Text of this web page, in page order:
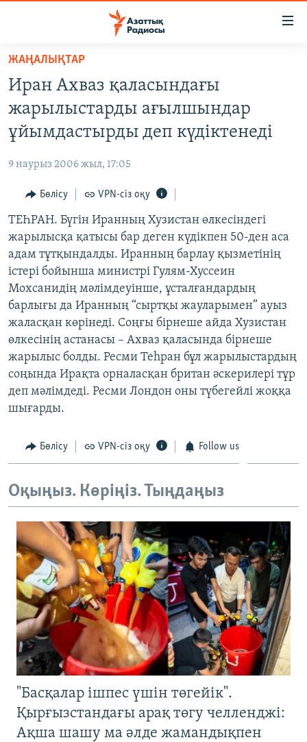
Skip
main
content
Skip
main
Navigation
Search
САЯСАТ
AZATTYQTV
АДАМ ҚҰҚЫҚТАРЫ
ӘЛЕУМЕТ
ӘЛЕМ
АРНАЙЫ ЖОБАЛАР
Русский
ЖАЗЫЛЫҢЫЗ
Басқа тілдерде
ЖАҢАЛЫҚТАР
Иран Ахваз қаласындағы
жарылыстарды ағылшындар
ұйымдастырды деп күдіктенеді
9 наурыз 2006 жыл, 17:05
Бөлісу VPN-сіз оқу
ТЕҺРАН. Бүгін Иранның Хузистан өлкесіндегі
жарылысқа қатысы бар деген күдікпен 50-ден аса
адам тұтқындалды. Иранның барлау қызметінің
істері бойынша министрі Гулям-Хуссеин
Мохсанидің мәлімдеуінше, ұсталғандардың
барлығы да Иранның “сыртқы жауларымен” ауыз
жаласқан көрінеді. Соңғы бірнеше айда Хузистан
өлкесінің астанасы – Ахваз қаласында бірнеше
жарылыс болды. Ресми Теһран бұл жарылыстардың
соңында Ирақта орналасқан британ әскерилері тұр
деп мәлімдеді. Ресми Лондон оны түбегейлі жоққа
шығарды.
Бөлісу VPN-сіз оқу Follow us
Оқыңыз. Көріңіз. Тыңдаңыз
"Басқалар ішпес үшін төгейік".
Қырғызстандағы арақ төгу челленджі:
Ақша шашу ма әлде жамандықпен